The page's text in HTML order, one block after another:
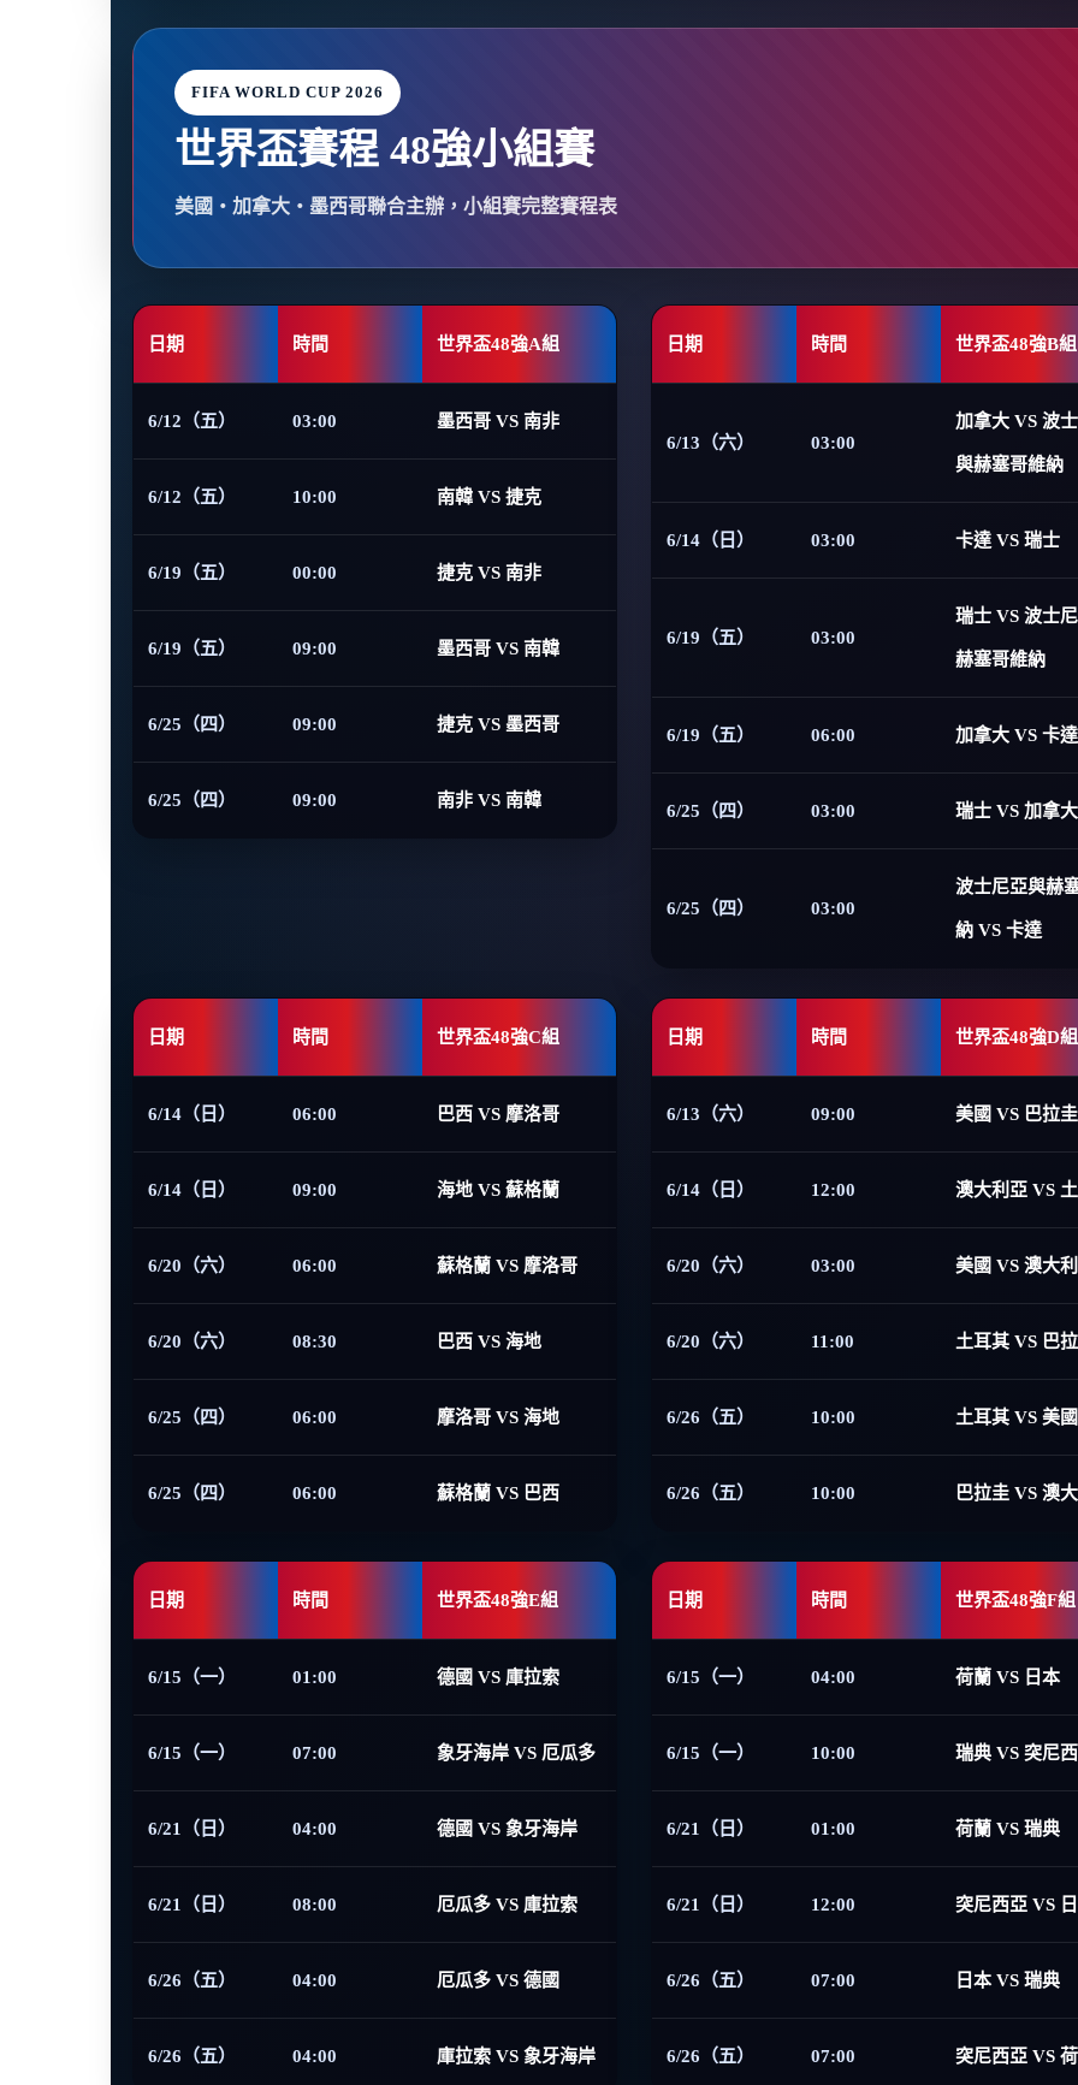
FIFA WORLD CUP 2026
世界盃賽程 48強小組賽
美國・加拿大・墨西哥聯合主辦，小組賽完整賽程表
日期 時間 世界盃48強A組
6/12（五） 03:00 墨西哥 VS 南非
6/12（五） 10:00 南韓 VS 捷克
6/19（五） 00:00 捷克 VS 南非
6/19（五） 09:00 墨西哥 VS 南韓
6/25（四） 09:00 捷克 VS 墨西哥
6/25（四） 09:00 南非 VS 南韓
日期 時間 世界盃48強B組
6/13（六） 03:00
加拿大 VS 波
與赫塞哥維納
6/14（日） 03:00 卡達 VS 瑞士
6/19（五） 03:00
瑞士 VS 波士
赫塞哥維納
6/19（五） 06:00 加拿大 VS 卡達
6/25（四） 03:00 瑞士 VS 加拿大
6/25（四） 03:00
波士尼亞與赫
納 VS 卡達
日期 時間 世界盃48強C組
6/14（日） 06:00 巴西 VS 摩洛哥
6/14（日） 09:00 海地 VS 蘇格蘭
6/20（六） 06:00 蘇格蘭 VS 摩洛哥
6/20（六） 08:30 巴西 VS 海地
6/25（四） 06:00 摩洛哥 VS 海地
6/25（四） 06:00 蘇格蘭 VS 巴西
日期 時間 世界盃48強D組
6/13（六） 09:00 美國 VS 巴拉圭
6/14（日） 12:00 澳大利亞 VS
6/20（六） 03:00 美國 VS 澳大
6/20（六） 11:00 土耳其 VS 巴
6/26（五） 10:00 土耳其 VS 美國
6/26（五） 10:00 巴拉圭 VS 澳
日期 時間 世界盃48強E組
6/15（一） 01:00 德國 VS 庫拉索
6/15（一） 07:00 象牙海岸 VS 厄瓜多
6/21（日） 04:00 德國 VS 象牙海岸
6/21（日） 08:00 厄瓜多 VS 庫拉索
6/26（五） 04:00 厄瓜多 VS 德國
6/26（五） 04:00 庫拉索 VS 象牙海岸
日期 時間 世界盃48強F組
6/15（一） 04:00 荷蘭 VS 日本
6/15（一） 10:00 瑞典 VS 突尼
6/21（日） 01:00 荷蘭 VS 瑞典
6/21（日） 12:00 突尼西亞 VS
6/26（五） 07:00 日本 VS 瑞典
6/26（五） 07:00 突尼西亞 VS